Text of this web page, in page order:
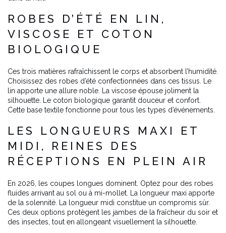
ROBES D’ÉTÉ EN LIN,
VISCOSE ET COTON
BIOLOGIQUE
Ces trois matières rafraîchissent le corps et absorbent l’humidité.
Choisissez des robes d’été confectionnées dans ces tissus. Le
lin apporte une allure noble. La viscose épouse joliment la
silhouette. Le coton biologique garantit douceur et confort.
Cette base textile fonctionne pour tous les types d’événements.
LES LONGUEURS MAXI ET
MIDI, REINES DES
RÉCEPTIONS EN PLEIN AIR
En 2026, les coupes longues dominent. Optez pour des robes
fluides arrivant au sol ou à mi-mollet. La longueur maxi apporte
de la solennité. La longueur midi constitue un compromis sûr.
Ces deux options protègent les jambes de la fraîcheur du soir et
des insectes, tout en allongeant visuellement la silhouette.